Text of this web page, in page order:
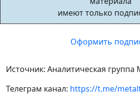
имеют только
Оформить
Источник: Аналитическая группа
Телеграм канал: https://t.me/